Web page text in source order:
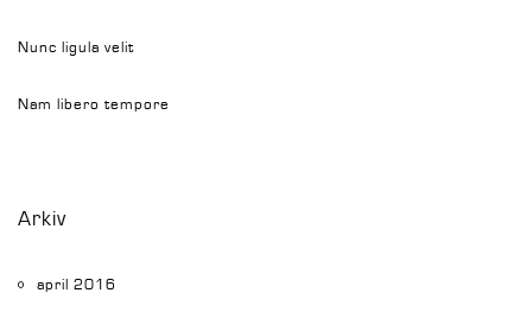
Nunc ligula velit
Nam libero tempore
Arkiv
april 2016